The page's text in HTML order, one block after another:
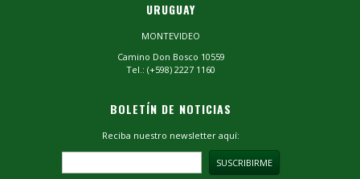
URUGUAY
MONTEVIDEO
Camino Don Bosco 10559
Tel.: (+598) 2227 1160
BOLETÍN DE NOTICIAS
Reciba nuestro newsletter aquí: